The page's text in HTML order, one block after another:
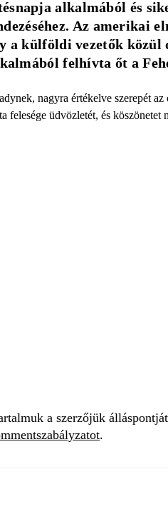
alkalmából és
Az amerikai
a külföldi vezetők közül
felhívta őt a
nagyra értékelve szerepét az
felesége üdvözletét, és köszönetet
a szerzőjük
.